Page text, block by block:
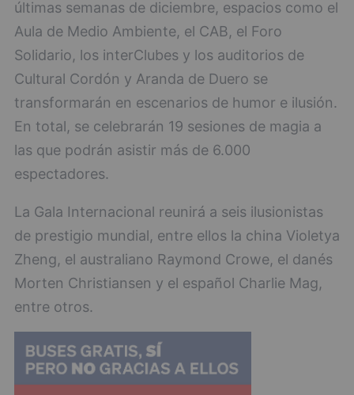
últimas semanas de diciembre, espacios como el
Aula de Medio Ambiente, el CAB, el Foro
Solidario, los interClubes y los auditorios de
Cultural Cordón y Aranda de Duero se
transformarán en escenarios de humor e ilusión.
En total, se celebrarán 19 sesiones de magia a
las que podrán asistir más de 6.000
espectadores.
La Gala Internacional reunirá a seis ilusionistas
de prestigio mundial, entre ellos la china Violetya
Zheng, el australiano Raymond Crowe, el danés
Morten Christiansen y el español Charlie Mag,
entre otros.